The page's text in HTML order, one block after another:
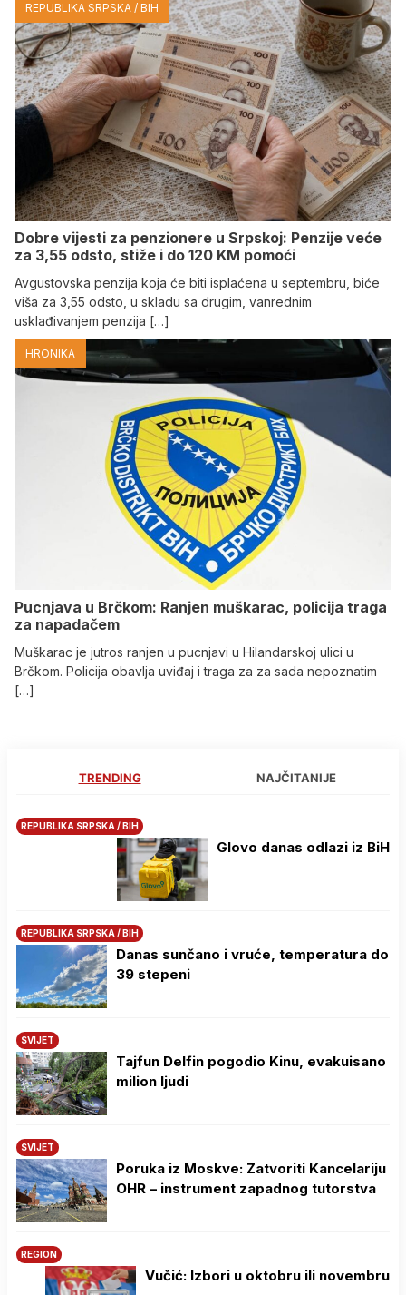
REPUBLIKA SRPSKA / BIH
Dobre vijesti za penzionere u Srpskoj: Penzije veće
za 3,55 odsto, stiže i do 120 KM pomoći
Avgustovska penzija koja će biti isplaćena u septembru, biće
viša za 3,55 odsto, u skladu sa drugim, vanrednim
usklađivanjem penzija […]
HRONIKA
Pucnjava u Brčkom: Ranjen muškarac, policija traga
za napadačem
Muškarac je jutros ranjen u pucnjavi u Hilandarskoj ulici u
Brčkom. Policija obavlja uviđaj i traga za za sada nepoznatim
[…]
TRENDING NAJČITANIJE
REPUBLIKA SRPSKA / BIH
Glovo danas odlazi iz BiH
REPUBLIKA SRPSKA / BIH
Danas sunčano i vruće, temperatura do
39 stepeni
SVIJET
Tajfun Delfin pogodio Kinu, evakuisano
milion ljudi
SVIJET
Poruka iz Moskve: Zatvoriti Kancelariju
OHR – instrument zapadnog tutorstva
REGION
Vučić: Izbori u oktobru ili novembru